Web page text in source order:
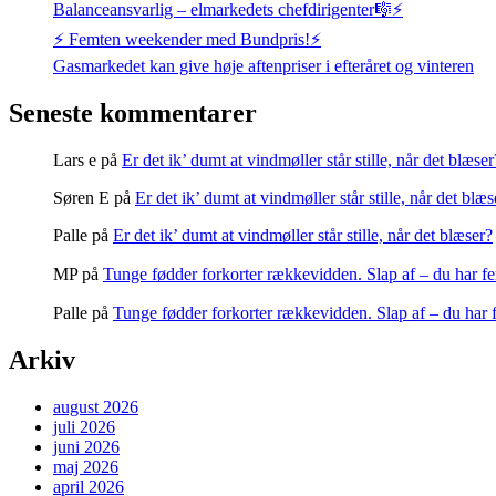
Balanceansvarlig – elmarkedets chefdirigenter🎼⚡
⚡️ Femten weekender med Bundpris!⚡️
Gasmarkedet kan give høje aftenpriser i efteråret og vinteren
Seneste kommentarer
Lars e på Er det ik’ dumt at vindmøller står stille, når det
Søren E på Er det ik’ dumt at vindmøller står stille, når det
Palle på Er det ik’ dumt at vindmøller står stille, når det blæser?
MPpå Tunge fødder forkorter rækkevidden. Slap af – du har
Palle på Tunge fødder forkorter rækkevidden. Slap af – du har
Arkiv
august 2026
juli 2026
juni 2026
maj 2026
april 2026